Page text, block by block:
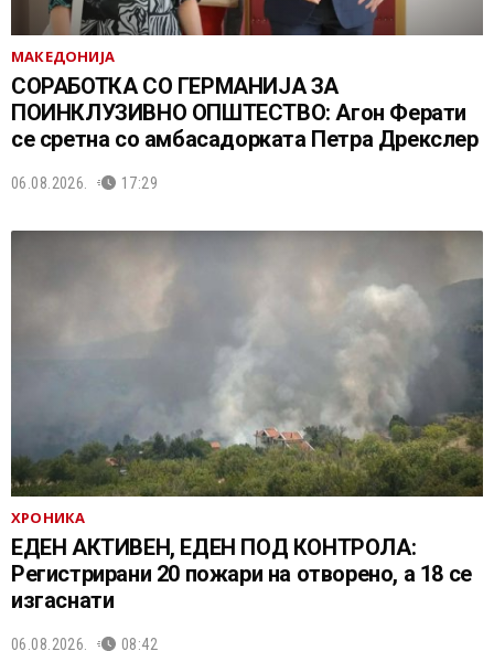
МАКЕДОНИЈА
СОРАБОТКА СО ГЕРМАНИЈА ЗА
ПОИНКЛУЗИВНО ОПШТЕСТВО: Агон Ферати
се сретна со амбасадорката Петра Дрекслер
06.08.2026. 17:29
ХРОНИКА
ЕДЕН АКТИВЕН, ЕДЕН ПОД КОНТРОЛА:
Регистрирани 20 пожари на отворено, a 18 се
изгаснати
06.08.2026. 08:42